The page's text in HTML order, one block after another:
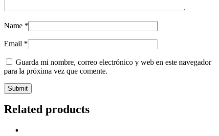
Name *
Email *
Guarda mi nombre, correo electrónico y web en este navegador
para la próxima vez que comente.
Related products